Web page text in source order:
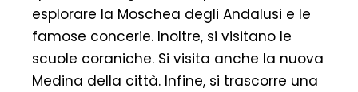
esplorare la Moschea degli Andalusi e le
famose concerie. Inoltre, si visitano le
scuole coraniche. Si visita anche la nuova
Medina della città. Infine, si trascorre una